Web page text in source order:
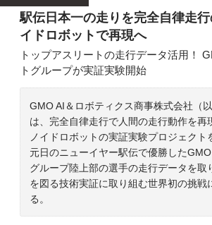
駅伝日本一の走りを完全自律走
イドロボットで再現へ
トップアスリートの走行データ活用！
トグループが実証実験開始
GMO AI＆ロボティクス商事株式会社（
は、完全自律走行で人間の走行動作を再
ノイドロボットの実証実験プロジェクト
元日のニューイヤー駅伝で優勝した
グループ陸上部の選手の走行データを取
を図る技術実証に取り組む世界初の挑戦
る。